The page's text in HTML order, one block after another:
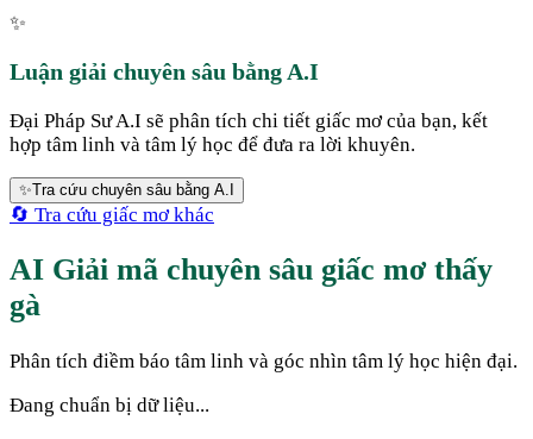
✨
Luận giải chuyên sâu bằng A.I
Đại Pháp Sư A.I sẽ phân tích chi tiết giấc mơ của bạn, kết
hợp tâm linh và tâm lý học để đưa ra lời khuyên.
✨Tra cứu chuyên sâu bằng A.I
🔄 Tra cứu giấc mơ khác
AI Giải mã chuyên sâu giấc mơ thấy
gà
Phân tích điềm báo tâm linh và góc nhìn tâm lý học hiện đại.
Đang chuẩn bị dữ liệu...